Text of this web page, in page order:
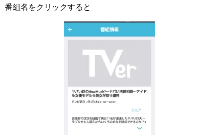
番組名をクリックすると